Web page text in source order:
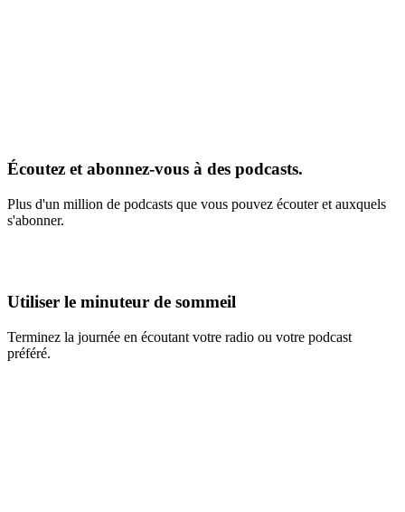
Écoutez et abonnez-vous à des podcasts.
Plus d'un million de podcasts que vous pouvez écouter et auxquels
s'abonner.
Utiliser le minuteur de sommeil
Terminez la journée en écoutant votre radio ou votre podcast
préféré.